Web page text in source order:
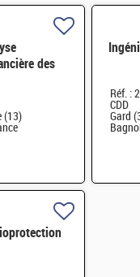
des
H/F
(13)
Réf. :
CDD
Gard